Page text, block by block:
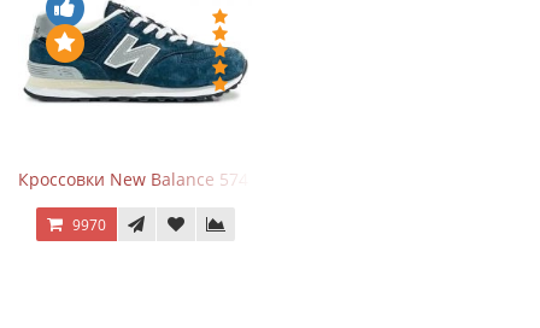
Кроссовки New Balance 574 Navy Grey
9970